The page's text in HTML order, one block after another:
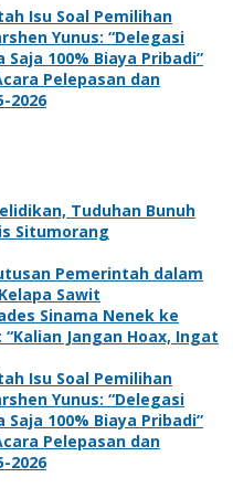
Isu Soal Pemilihan
Yunus: “Delegasi
Saja 100% Biaya Pribadi”
Pelepasan dan
2026
Tuduhan Bunuh
Situmorang
Pemerintah dalam
Sawit
Sinama Nenek ke
Jangan Hoax, Ingat
Isu Soal Pemilihan
Yunus: “Delegasi
Saja 100% Biaya Pribadi”
Pelepasan dan
2026